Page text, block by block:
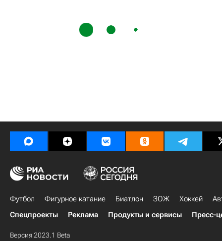
Футбол Фигурное катание Биатлон ЗОЖ Хоккей
Спецпроекты
Реклама Продукты и сервисы Пресс-
Версия 2023.1 Beta